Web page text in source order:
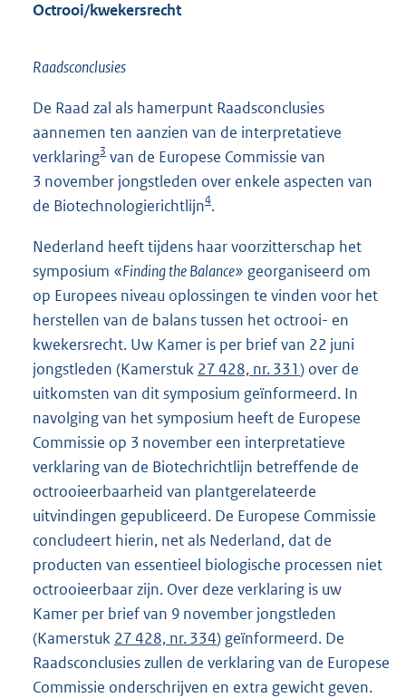
Octrooi/kwekersrecht
Raadsconclusies
De Raad zal als hamerpunt Raadsconclusies
aannemen ten aanzien van de interpretatieve
verklaring3 van de Europese Commissie van
3 november jongstleden over enkele aspecten van
de Biotechnologierichtlijn4.
Nederland heeft tijdens haar voorzitterschap het
symposium «Finding the Balance» georganiseerd om
op Europees niveau oplossingen te vinden voor het
herstellen van de balans tussen het octrooi- en
kwekersrecht. Uw Kamer is per brief van 22 juni
jongstleden (Kamerstuk 27 428, nr. 331) over de
uitkomsten van dit symposium geïnformeerd. In
navolging van het symposium heeft de Europese
Commissie op 3 november een interpretatieve
verklaring van de Biotechrichtlijn betreffende de
octrooieerbaarheid van plantgerelateerde
uitvindingen gepubliceerd. De Europese Commissie
concludeert hierin, net als Nederland, dat de
producten van essentieel biologische processen niet
octrooieerbaar zijn. Over deze verklaring is uw
Kamer per brief van 9 november jongstleden
(Kamerstuk 27 428, nr. 334) geïnformeerd. De
Raadsconclusies zullen de verklaring van de Europese
Commissie onderschrijven en extra gewicht geven.